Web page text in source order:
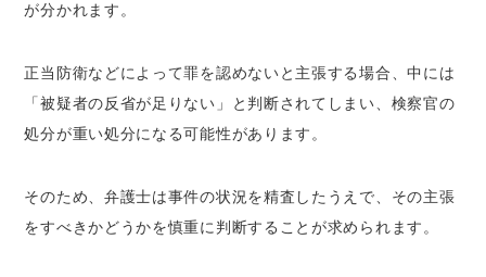
が分かれます。
正当防衛などによって罪を認めないと主張する場合、中には
「被疑者の反省が足りない」
と判断されてしまい、検察官の
処分が重い処分になる可能性があります。
そのため、弁護士は事件の状況を精査したうえで、その主張
をすべきかどうかを慎重に判断することが求められます。